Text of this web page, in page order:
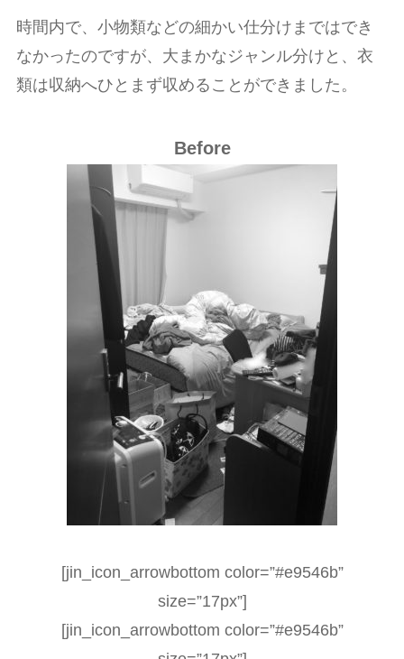
時間内で、小物類などの細かい仕分けまではでき
なかったのですが、大まかなジャンル分けと、衣
類は収納へひとまず収めることができました。
Before
[jin_icon_arrowbottom color=”#e9546b”
size=”17px”]
[jin_icon_arrowbottom color=”#e9546b”